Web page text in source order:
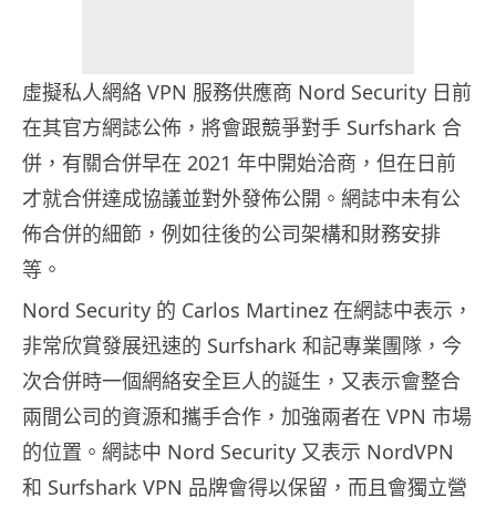
虛擬私人網絡 VPN 服務供應商 Nord Security 日前
在其官方網誌公佈，將會跟競爭對手 Surfshark 合
併，有關合併早在 2021 年中開始洽商，但在日前
才就合併達成協議並對外發佈公開。網誌中未有公
佈合併的細節，例如往後的公司架構和財務安排
等。
Nord Security 的 Carlos Martinez 在網誌中表示，
非常欣賞發展迅速的 Surfshark 和記專業團隊，今
次合併時一個網絡安全巨人的誕生，又表示會整合
兩間公司的資源和攜手合作，加強兩者在 VPN 市場
的位置。網誌中 Nord Security 又表示 NordVPN
和 Surfshark VPN 品牌會得以保留，而且會獨立營